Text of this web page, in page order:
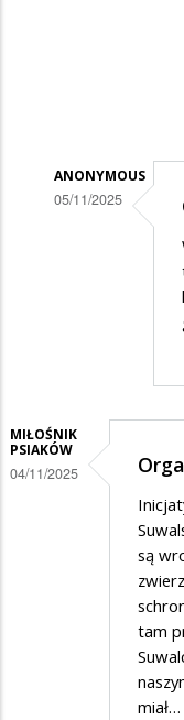
ANONYMOUS
05/11/2025
Popieram
MIŁOŚNIK
PSIAKÓW
04/11/2025
są
tam